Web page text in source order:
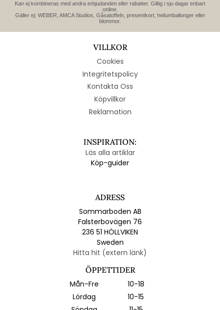
Kan ej kombineras med andra erbjudanden eller rabatter. Giltig i sju dagar enbart
online.
Gäller ej: WEBER, AMCA Studios, Gåsatoffeln, presentkort, heliumballonger eller
blommor.
VILLKOR
Cookies
Integritetspolicy
Kontakta Oss
Köpvillkor
Reklamation
INSPIRATION:
Läs alla artiklar
Köp-guider
ADRESS
Sommarboden AB
Falsterbovägen 76
236 51 HÖLLVIKEN
Sweden
Hitta hit (extern länk)
ÖPPETTIDER
Mån-Fre
10-18
Lördag
10-15